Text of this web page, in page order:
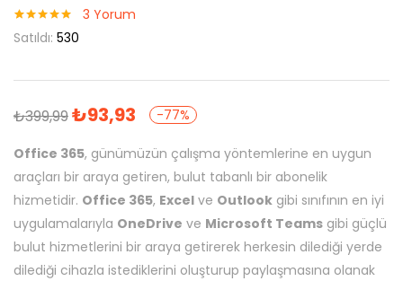
müşteri
puanına
5.00puan
3 Yorum
Satıldı: 530
₺399,99₺93,93 -77%
Office 365, günümüzün çalışma yöntemlerine en uygun
araçları bir araya getiren, bulut tabanlı bir abonelik
hizmetidir. Office 365, Excel ve Outlook gibi sınıfının en iyi
uygulamalarıyla OneDrive ve Microsoft Teams gibi güçlü
bulut hizmetlerini bir araya getirerek herkesin dilediği yerde
dilediği cihazla istediklerini oluşturup paylaşmasına olanak